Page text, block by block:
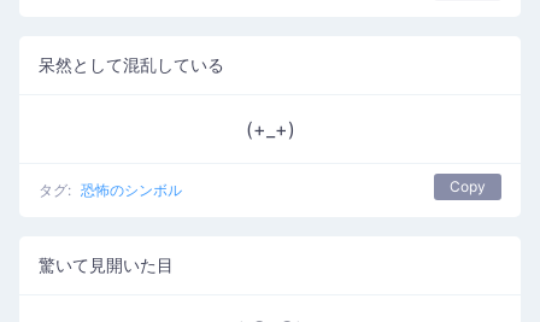
呆然として混乱している
(+_+)
タグ: 恐怖のシンボル Copy
驚いて見開いた目